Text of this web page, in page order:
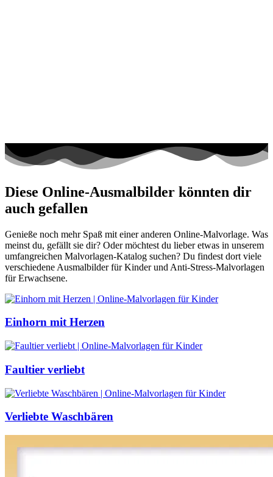
Diese Online-Ausmalbilder könnten dir
auch gefallen
Genieße noch mehr Spaß mit einer anderen Online-Malvorlage. Was
meinst du, gefällt sie dir? Oder möchtest du lieber etwas in unserem
umfangreichen Malvorlagen-Katalog suchen? Du findest dort viele
verschiedene Ausmalbilder für Kinder und Anti-Stress-Malvorlagen
für Erwachsene.
Einhorn mit Herzen
Faultier verliebt
Verliebte Waschbären